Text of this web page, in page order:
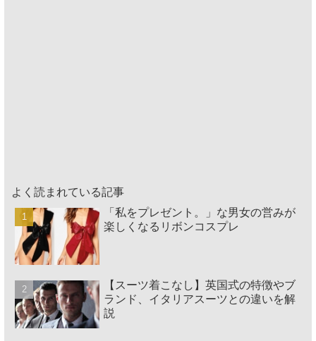
よく読まれている記事
「私をプレゼント。」な男女の営みが
楽しくなるリボンコスプレ
【スーツ着こなし】英国式の特徴やブ
ランド、イタリアスーツとの違いを解
説